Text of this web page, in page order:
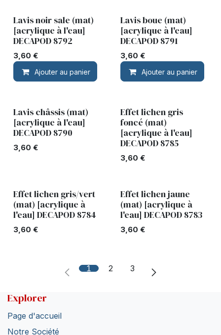
Lavis noir sale (mat)
[acrylique à l'eau]
DECAPOD 8792
3,60 €
Ajouter au panier
Lavis boue (mat)
[acrylique à l'eau]
DECAPOD 8791
3,60 €
Ajouter au panier
Lavis châssis (mat)
[acrylique à l'eau]
DECAPOD 8790
3,60 €
Effet lichen gris
foncé (mat)
[acrylique à l'eau]
DECAPOD 8785
3,60 €
Effet lichen gris/vert
(mat) [acrylique à
l'eau] DECAPOD 8784
3,60 €
Effet lichen jaune
(mat) [acrylique à
l'eau] DECAPOD 8783
3,60 €
1 2 3
Explorer
Page d'accueil
Notre Société